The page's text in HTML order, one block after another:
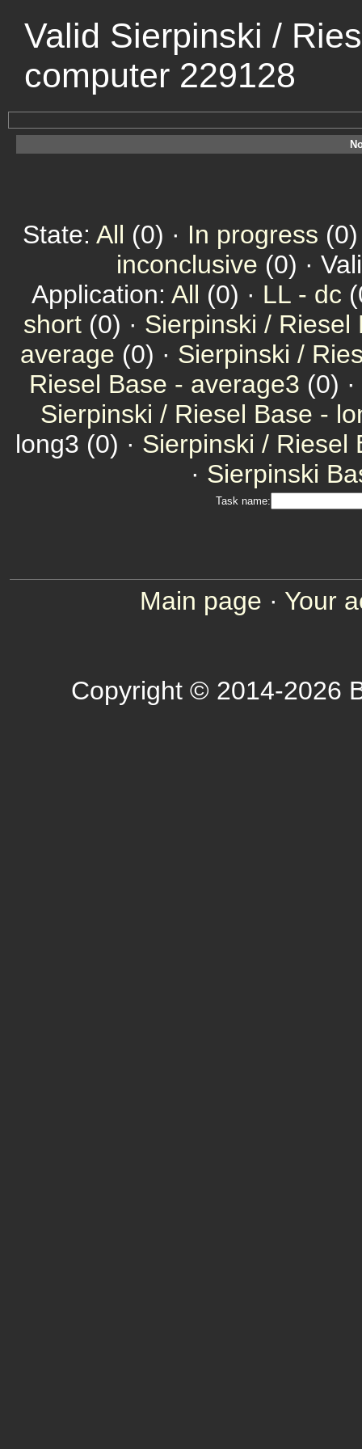
Valid Sierpinski /
computer 229128
State: All (0) · In progress
inconclusive (0) ·
Application: All (0) · LL - dc
short (0) · Sierpinski / Riesel
average (0) · Sierpinski /
Riesel Base - average3 (0) ·
Sierpinski / Riesel Base -
long3 (0) · Sierpinski / Riesel
· Sierpinski
Task name:
Main page · Your
Copyright © 2014-2026